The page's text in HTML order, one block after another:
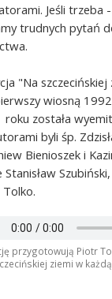
Jeśli trzeba
trudnych pytań
"Na szczecińskiej
wiosną
roku została
byli śp.
Bienioszek i
Stanisław
przygotowują Piotr
ziemi w